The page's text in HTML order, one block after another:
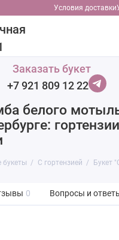
Условия доставки
Заказать букет
+7 921 809 12 22
белого
букеты С гортензией Букет
0 Вопросы и